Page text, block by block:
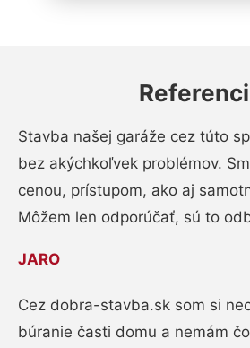
Stavba našej garáže cez túto
bez akýchkoľvek problémov.
cenou, prístupom, ako aj
Môžem len odporúčať, sú to
JARO
Cez dobra-stavba.sk som si
búranie časti domu a nemám